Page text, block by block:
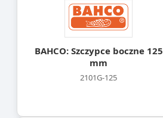
BAHCO: Szczypce boczne 125
mm
2101G-125